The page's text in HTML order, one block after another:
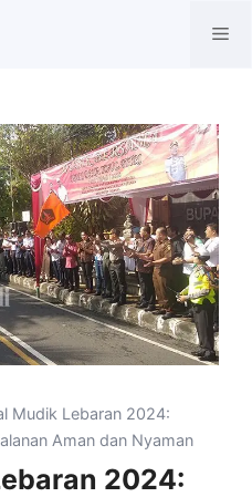
Mudik Lebaran 2024:
Aman dan Nyaman
2024: